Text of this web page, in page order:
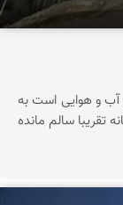
آب و هوایی است به
تقریبا سالم مانده